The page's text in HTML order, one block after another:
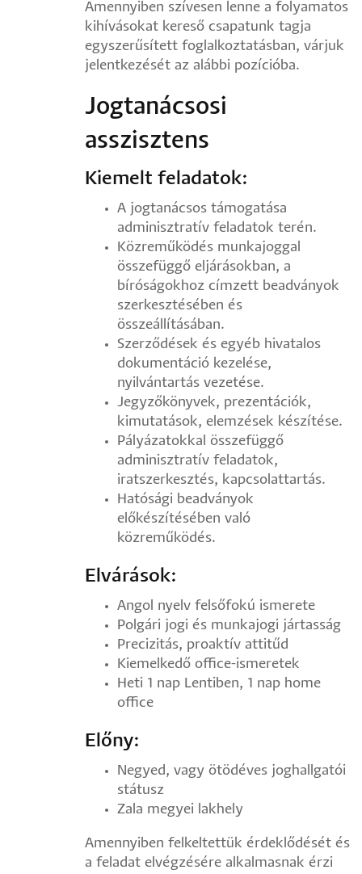
Amennyiben szívesen lenne a folyamatos
kihívásokat kereső csapatunk tagja
egyszerűsített foglalkoztatásban, várjuk
jelentkezését az alábbi pozícióba.
Jogtanácsosi
asszisztens
Kiemelt feladatok:
A jogtanácsos támogatása
adminisztratív feladatok terén.
Közreműködés munkajoggal
összefüggő eljárásokban, a
bíróságokhoz címzett beadványok
szerkesztésében és
összeállításában.
Szerződések és egyéb hivatalos
dokumentáció kezelése,
nyilvántartás vezetése.
Jegyzőkönyvek, prezentációk,
kimutatások, elemzések készítése.
Pályázatokkal összefüggő
adminisztratív feladatok,
iratszerkesztés, kapcsolattartás.
Hatósági beadványok
előkészítésében való
közreműködés.
Elvárások:
Angol nyelv felsőfokú ismerete
Polgári jogi és munkajogi jártasság
Precizitás, proaktív attitűd
Kiemelkedő office-ismeretek
Heti 1 nap Lentiben, 1 nap home
office
Előny:
Negyed, vagy ötödéves joghallgatói
státusz
Zala megyei lakhely
Amennyiben felkeltettük érdeklődését és
a feladat elvégzésére alkalmasnak érzi